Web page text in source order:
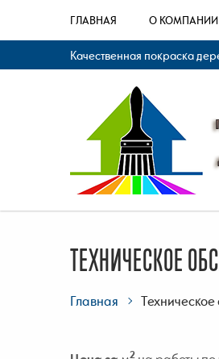
ГЛАВНАЯ О КОМПАНИИ
Качественная покраска
ТЕХНИЧЕСКОЕ
Главная
2